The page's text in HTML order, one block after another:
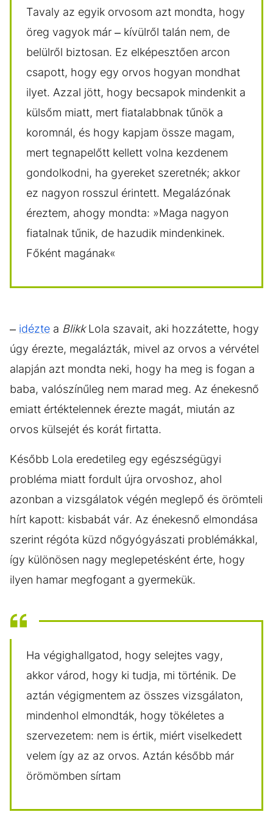
Tavaly az egyik orvosom azt mondta, hogy
öreg vagyok már – kívülről talán nem, de
belülről biztosan. Ez elképesztően arcon
csapott, hogy egy orvos hogyan mondhat
ilyet. Azzal jött, hogy becsapok mindenkit a
külsőm miatt, mert fiatalabbnak tűnök a
koromnál, és hogy kapjam össze magam,
mert tegnapelőtt kellett volna kezdenem
gondolkodni, ha gyereket szeretnék; akkor
ez nagyon rosszul érintett. Megalázónak
éreztem, ahogy mondta: »Maga nagyon
fiatalnak tűnik, de hazudik mindenkinek.
Főként magának«
– idézte a BlikkLola szavait, aki hozzátette, hogy
úgy érezte, megalázták, mivel az orvos a vérvétel
alapján azt mondta neki, hogy ha meg is fogan a
baba, valószínűleg nem marad meg. Az énekesnő
emiatt értéktelennek érezte magát, miután az
orvos külsejét és korát firtatta.
Később Lola eredetileg egy egészségügyi
probléma miatt fordult újra orvoshoz, ahol
azonban a vizsgálatok végén meglepő és örömteli
hírt kapott: kisbabát vár. Az énekesnő elmondása
szerint régóta küzd nőgyógyászati problémákkal,
így különösen nagy meglepetésként érte, hogy
ilyen hamar megfogant a gyermekük.
Ha végighallgatod, hogy selejtes vagy,
akkor várod, hogy ki tudja, mi történik. De
aztán végigmentem az összes vizsgálaton,
mindenhol elmondták, hogy tökéletes a
szervezetem: nem is értik, miért viselkedett
velem így az az orvos. Aztán később már
örömömben sírtam